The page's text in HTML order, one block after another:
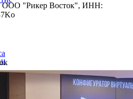
ООО "Рикер Восток", ИНН: